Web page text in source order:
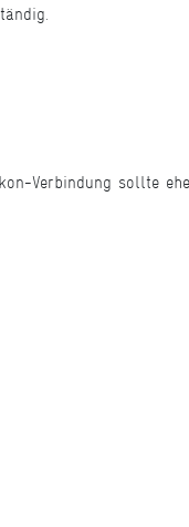
Verbindung sollte